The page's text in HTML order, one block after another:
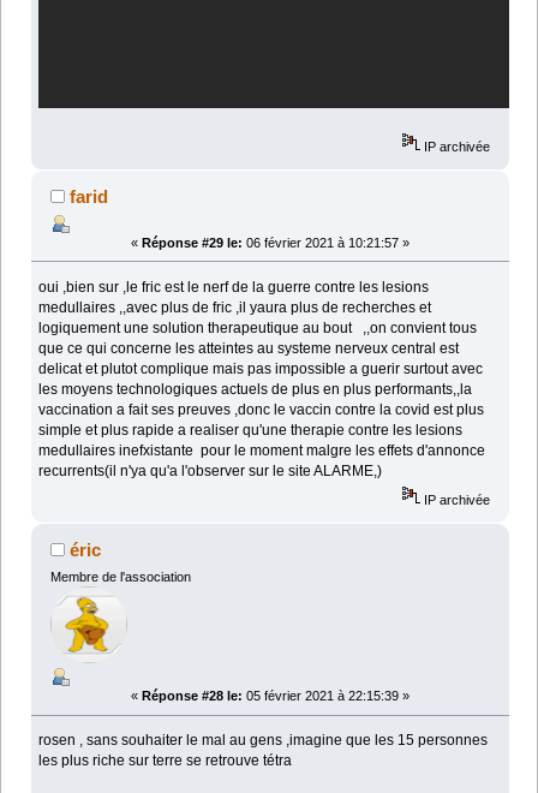
IP archivée
farid
« Réponse #29 le: 06 février 2021 à 10:21:57 »
oui ,bien sur ,le fric est le nerf de la guerre contre les lesions
medullaires ,,avec plus de fric ,il yaura plus de recherches et
logiquement une solution therapeutique au bout ,,on convient tous
que ce qui concerne les atteintes au systeme nerveux central est
delicat et plutot complique mais pas impossible a guerir surtout avec
les moyens technologiques actuels de plus en plus performants,,la
vaccination a fait ses preuves ,donc le vaccin contre la covid est plus
simple et plus rapide a realiser qu'une therapie contre les lesions
medullaires inefxistante pour le moment malgre les effets d'annonce
recurrents(il n'ya qu'a l'observer sur le site ALARME,)
IP archivée
éric
Membre de l'association
« Réponse #28 le: 05 février 2021 à 22:15:39 »
rosen , sans souhaiter le mal au gens ,imagine que les 15 personnes
les plus riche sur terre se retrouve tétra